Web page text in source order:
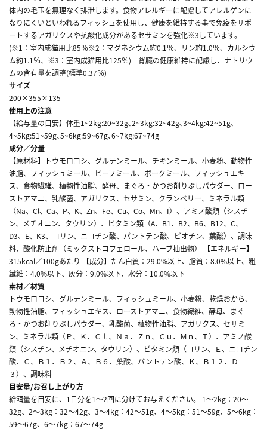
体内の毛玉を無理なく排泄します。食物アレルギーに配慮してアレルゲンに
なりにくいといわれるフィッシュを使用し、健康を維持する事で免疫をサポ
ートするアガリクスや抗酸化成分があるセサミンを強化※3しています。
(※1：室内成猫用比85％※2：マグネシウム約0.1％、リン約1.0％、カルシウ
ム約1.1％、※3：室内成猫用比125％) 腎臓の健康維持に配慮し、ナトリウ
ムの含有量を調整(標準0.37％)
サイズ
200×355×135
使用上の注意
【給与量の目安】体重1~2kg:20~32g､2~3kg:32~42g､3~4kg:42~51g､
4~5kg:51~59g､5~6kg:59~67g､6~7kg:67~74g
成分／分量
【原材料】トウモロコシ、グルテンミール、チキンミール、小麦粉、動物性
油脂、フィッシュミール、ビーフミール、ポークミール、フィッシュエキ
ス、食物繊維、植物性油脂、酵母、まぐろ・かつお削りぶしパウダー、ロー
ストアマニ、乳酸菌、アガリクス、セサミン、クランベリー、ミネラル類
（Na、Cl、Ca、P、K、Zn、Fe、Cu、Co、Mn、I）、アミノ酸類（シスチ
ン、メチオニン、タウリン）、ビタミン類（A、B1、B2、B6、B12、C、
D3、E、K3、コリン、ニコチン酸、パントテン酸、ビオチン、葉酸）、調味
料、酸化防止剤（ミックストコフェロール、ハーブ抽出物） 【エネルギー】
315kcal／100gあたり 【成分】たん白質：29.0%以上、脂質：8.0%以上、粗
繊維：4.0%以下、灰分：9.0%以下、水分：10.0%以下
素材／材質
トウモロコシ、グルテンミール、フィッシュミール、小麦粉、乾燥おから、
動物性油脂、フィッシュエキス、ローストアマニ、食物繊維、酵母、まぐ
ろ・かつお削りぶしパウダー、乳酸菌、植物性油脂、アガリクス、セサミ
ン、ミネラル類（Ｐ、Ｋ、Ｃｌ、Ｎａ、Ｚｎ、Ｃｕ、Ｍｎ、Ｉ）、アミノ酸
類（シスチン、メチオニン、タウリン）、ビタミン類（コリン、Ｅ、ニコチン
酸、Ｃ、Ｂ１、Ｂ２、Ａ、Ｂ６、葉酸、パントテン酸、Ｋ、Ｂ１２、Ｄ
３）、調味料
目安量/お召し上がり方
給餌量を目安に、1日分を1～2回に分けてお与えください。 1～2kg：20～
32g、2～3kg：32～42g、3～4kg：42～51g、4～5kg：51～59g、5～6kg：
59～67g、6～7kg：67～74g